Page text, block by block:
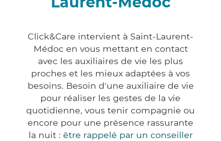
Click&Care intervient à Saint-Laurent-
Médoc en vous mettant en contact
avec les auxiliaires de vie les plus
proches et les mieux adaptées à vos
besoins. Besoin d'une auxiliaire de vie
pour réaliser les gestes de la vie
quotidienne, vous tenir compagnie ou
encore pour une présence rassurante
la nuit : être rappelé par un conseiller